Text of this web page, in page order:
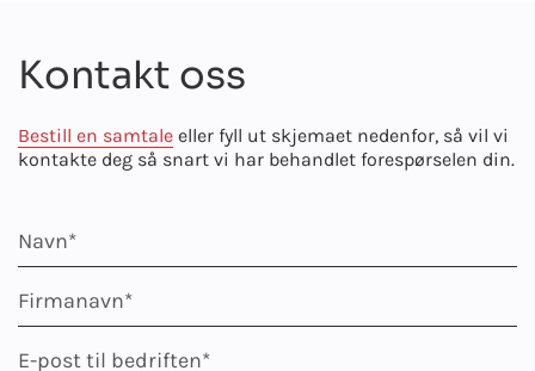
Kontakt oss
Bestill en samtale eller fyll ut skjemaet nedenfor, så vil vi
kontakte deg så snart vi har behandlet forespørselen din.